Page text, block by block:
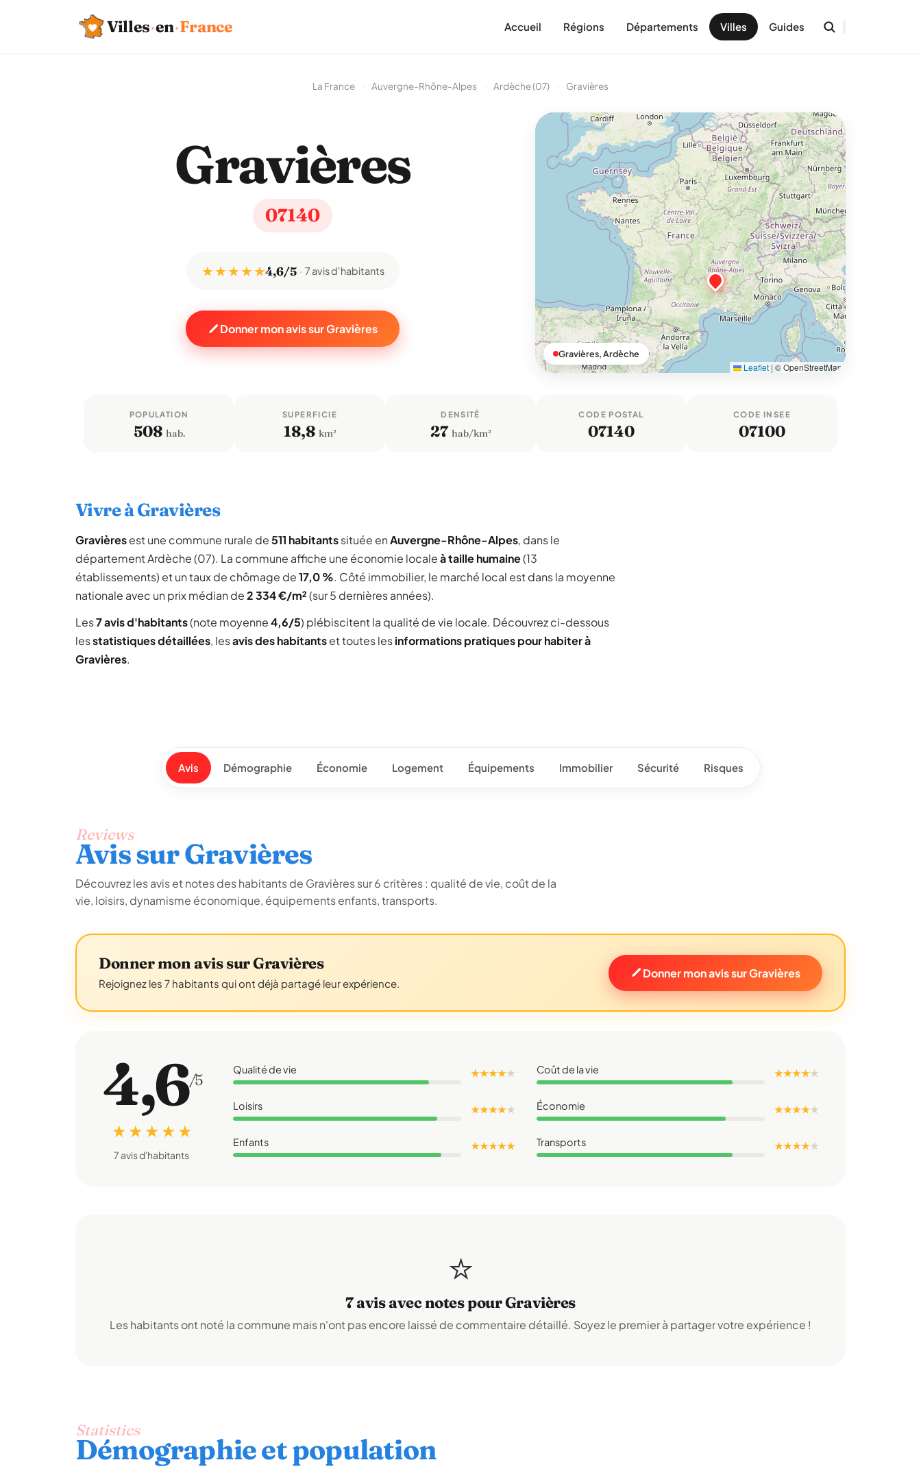
Villes·en·France Accueil Régions Départements Villes Guides
La France Auvergne-Rhône-Alpes Ardèche (07) Gravières
Gravières
07140
★ ★ ★ ★ ★4,6/5 7 avis d'habitants
Donner mon avis sur Gravières
Leaflet | © OpenStreetMap
Gravières, Ardèche
POPULATION
508 hab.
SUPERFICIE
18,8 km²
DENSITÉ
27 hab/km²
CODE POSTAL
07140
CODE INSEE
07100
Vivre à Gravières
Gravièresest une commune rurale de511 habitantssituée enAuvergne-Rhône-Alpes, dans le
département Ardèche (07). La commune affiche une économie localeà taille humaine(13
établissements) et un taux de chômage de17,0 %. Côté immobilier, le marché local est dans la moyenne
nationale avec un prix médian de2 334 €/m²(sur 5 dernières années).
Les7 avis d'habitants(note moyenne4,6/5) plébiscitent la qualité de vie locale. Découvrez ci-dessous
lesstatistiques détaillées, lesavis des habitantset toutes lesinformations pratiques pour habiter à
Gravières.
Avis Démographie Économie Logement Équipements Immobilier Sécurité Risques
Reviews
Avis sur Gravières
Découvrez les avis et notes des habitants de Gravières sur 6 critères : qualité de vie, coût de la
vie, loisirs, dynamisme économique, équipements enfants, transports.
Donner mon avis sur Gravières
Rejoignez les 7 habitants qui ont déjà partagé leur expérience.
Donner mon avis sur Gravières
4,6/5
★ ★ ★ ★ ★
7 avis d'habitants
Qualité de vie ★ ★ ★ ★★ Coût de la vie ★ ★ ★ ★★
Loisirs ★ ★ ★ ★★ Économie ★ ★ ★ ★★
Enfants ★ ★ ★ ★ ★ Transports ★ ★ ★ ★★
⭐
7 avis avec notes pour Gravières
Les habitants ont noté la commune mais n'ont pas encore laissé de commentaire détaillé. Soyez le premier à partager votre expérience !
Statistics
Démographie et population